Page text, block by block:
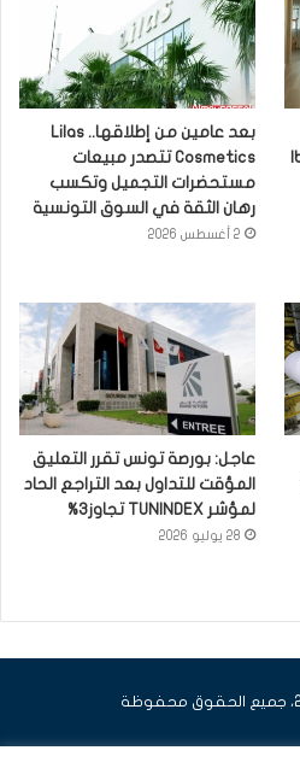
بعد عامين من إطلاقها.. Lilas
Cosmetics تتصدر مبيعات
مستحضرات التجميل وتكسب
رهان الثقة في السوق التونسية
2 أغسطس 2026
عاجل: بورصة تونس تقرر التعليق
المؤقت للتداول بعد التراجع الحاد
لمؤشر TUNINDEX تجاوز3%
28 يوليو 2026